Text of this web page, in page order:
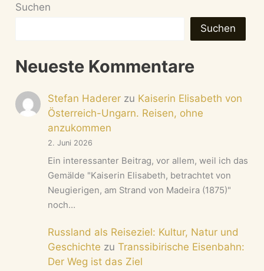
Suchen
Suchen
Neueste Kommentare
Stefan Haderer zu Kaiserin Elisabeth von
Österreich-Ungarn. Reisen, ohne
anzukommen
2. Juni 2026
Ein interessanter Beitrag, vor allem, weil ich das
Gemälde "Kaiserin Elisabeth, betrachtet von
Neugierigen, am Strand von Madeira (1875)"
noch…
Russland als Reiseziel: Kultur, Natur und
Geschichte zuTranssibirische Eisenbahn:
Der Weg ist das Ziel